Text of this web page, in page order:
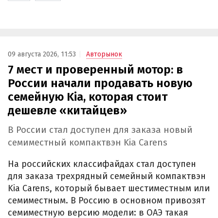
09 августа 2026, 11:53 Авторынок
7 мест и проверенный мотор: в
России начали продавать новую
семейную Kia, которая стоит
дешевле «китайцев»
В России стал доступен для заказа новый
семиместный компактвэн Kia Carens
На российских классифайдах стал доступен
для заказа трехрядный семейный компактвэн
Kia Carens, который бывает шестиместным или
семиместным. В Россию в основном привозят
семиместную версию модели: в ОАЭ такая